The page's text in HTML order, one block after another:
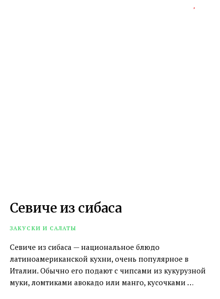
Севиче из сибаса
ЗАКУСКИ И САЛАТЫ
Севиче из сибаса — национальное блюдо
латиноамериканской кухни, очень популярное в
Италии. Обычно его подают с чипсами из кукурузной
муки, ломтиками авокадо или манго, кусочками …